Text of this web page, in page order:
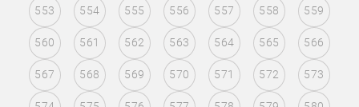
553 554 555 556 557 558 559
560 561 562 563 564 565 566
567 568 569 570 571 572 573